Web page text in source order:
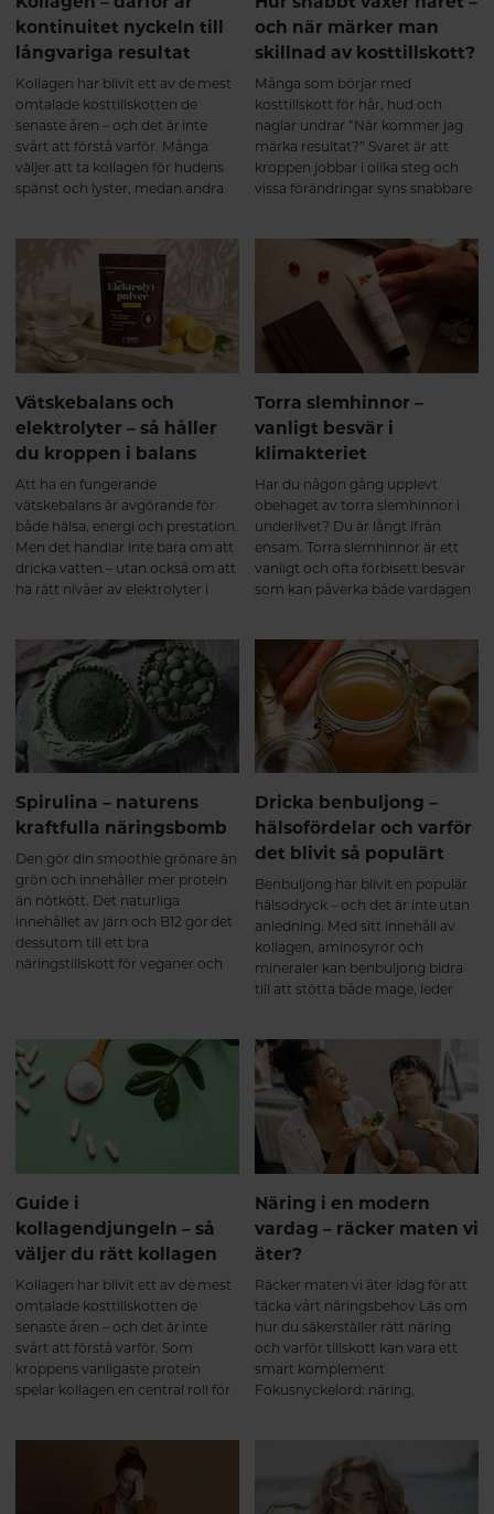
Kombinationen av flera
kollagenkällor ger dessutom en
bred aminosyraprofil som passar
kroppens olika
bindvävsstrukturer. Många
multikollagen är dessutom
berikade med vitamin C, som
bidrar till normal kollagenbildning
spelar roll För att kroppen ska
kunna bilda kollagen behövs mer
än bara kollagenpeptider. Ett bra
resultat bygger på flera faktorer:
✔ Tillräckligt med vitamin C, som
bidrar till normal
kollagenbildning. ✔ Regelbunden
rörelse och styrketräning, som
stimulerar muskler och bindväv.
✔ Tillräckligt protein i kosten. ✔
God sömn och återhämtning.
Precis som annan vävnad i
kroppen byggs kollagen upp
successivt. Därför ger
regelbunden användning under
flera månader bäst
förutsättningar. Sammanfattning
Kollagenpeptider verkar genom
stimulera kroppens naturliga
kollagenomsättning. De första
veckorna Kroppen tar upp
kollagenpeptider och påbörjar
uppbyggnaden av bindväv. Efter
2–3 månader Många upplever
ökad rörlighet, mindre stelhet
och bättre återhämtning. Efter 6
månader Långsiktigt stöd för
brosk, senor, ligament och
muskler som en del av en aktiv
naturlig. Precis som annan
bindväv byggs kollagen upp över
tid, vilket gör att ett
multikollagen fungerar bäst som
ett långsiktigt komplement till en
hälsosam livsstil. Referenser:
Collagen Structure and Stability.
Annual Review of Biochemistry.
2009. Oesser S, et al. Orally
administered collagen peptides
accumulate in cartilage and
stimulate extracellular matrix
metabolism. Journal of Nutrition.
Study on the Use of Collagen
Hydrolysate as a Dietary
Supplement in Athletes with
Current Medical Research and
Opinion. 2008. Bello AE, Oesser S.
Collagen hydrolysate for the
treatment of osteoarthritis and
other joint disorders: a review of
the literature. Current Medical
peptide supplementation in
combination with resistance
training improves body
kontinuitet nyckeln till
långvariga resultat
Kollagen har blivit ett av de mest
omtalade kosttillskotten de
senaste åren – och det är inte
svårt att förstå varför. Många
väljer att ta kollagen för hudens
spänst och lyster, medan andra
Men något som ofta glöms bort i
diskussionen är att kollagen inte
handlar om snabba lösningar. För
att verkligen uppleva skillnad är
kontinuitet en av de viktigaste
faktorerna.
och när märker man
skillnad av kosttillskott?
Många som börjar med
kosttillskott för hår, hud och
naglar undrar ”När kommer jag
märka resultat?” Svaret är att
kroppen jobbar i olika steg och
vissa förändringar syns snabbare
Vätskebalans och
elektrolyter – så håller
du kroppen i balans
Att ha en fungerande
vätskebalans är avgörande för
både hälsa, energi och prestation.
Men det handlar inte bara om att
dricka vatten – utan också om att
ha rätt nivåer av elektrolyter i
Torra slemhinnor –
vanligt besvär i
klimakteriet
Har du någon gång upplevt
obehaget av torra slemhinnor i
underlivet? Du är långt ifrån
ensam. Torra slemhinnor är ett
vanligt och ofta förbisett besvär
som kan påverka både vardagen
men är särskilt vanliga vid
hormonella förändringar – som
under klimakteriet eller amning.
Det handlar inte bara om
underlivet – även ögon och mun
kan drabbas. Att förstå varför det
händer och vad du kan göra åt
det är ett första steg mot att må
bä
Spirulina – naturens
kraftfulla näringsbomb
Den gör din smoothie grönare än
grön och innehåller mer protein
än nötkött. Det naturliga
innehållet av järn och B12 gör det
dessutom till ett bra
näringstillskott för veganer och
Dricka benbuljong –
hälsofördelar och varför
det blivit så populärt
Benbuljong har blivit en populär
hälsodryck – och det är inte utan
anledning. Med sitt innehåll av
kollagen, aminosyror och
mineraler kan benbuljong bidra
till att stötta både mage, leder
hälsofördelar det finns och varför
allt fler väljer att dricka det
dagligen.
Guide i
kollagendjungeln – så
väljer du rätt kollagen
Kollagen har blivit ett av de mest
omtalade kosttillskotten de
senaste åren – och det är inte
svårt att förstå varför. Som
kroppens vanligaste protein
spelar kollagen en central roll för
egentligen begrepp som
kollagenpeptider, hydrolyserat
kollagen och dalton? Och spelar
Näring i en modern
vardag – räcker maten vi
äter?
Räcker maten vi äter idag för att
täcka vårt näringsbehov Läs om
hur du säkerställer rätt näring
och varför tillskott kan vara ett
smart komplement
Fokusnyckelord: näring,